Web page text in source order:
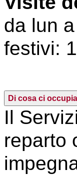
da lun
festivi:
Di cosa ci
Il
reparto